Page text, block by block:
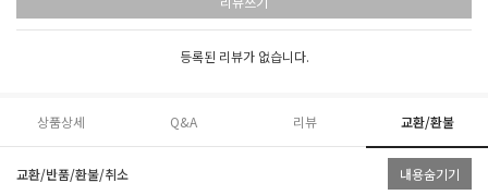
등록된 리뷰가 없습니다.
상품상세 Q&A 리뷰 교환/환불
교환/반품/환불/취소 내용숨기기